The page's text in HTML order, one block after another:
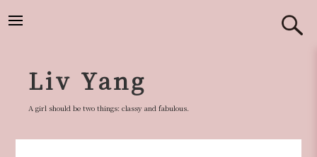
Liv Yang
A girl should be two things: classy and fabulous.